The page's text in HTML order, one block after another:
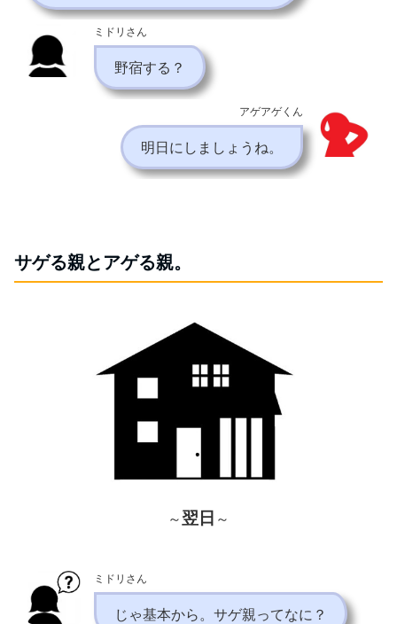
ミドリさん
野宿する？
アゲアゲくん
明日にしましょうね。
サゲる親とアゲる親。
～ 翌日 ～
ミドリさん
じゃ基本から。サゲ親ってなに？